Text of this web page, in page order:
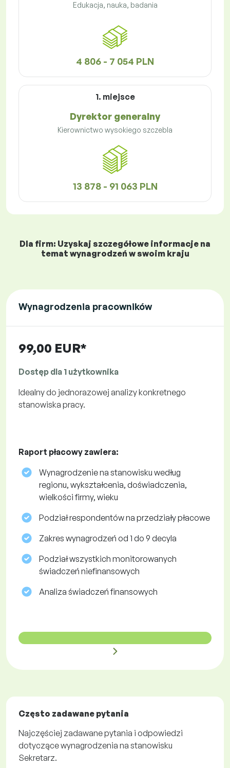
Edukacja, nauka, badania
4 806 - 7 054 PLN
1. miejsce
Dyrektor generalny
Kierownictwo wysokiego szczebla
13 878 - 91 063 PLN
Dla firm: Uzyskaj szczegółowe informacje na
temat wynagrodzeń w swoim kraju
Wynagrodzenia pracowników
99,00 EUR*
Dostęp dla 1 użytkownika
Idealny do jednorazowej analizy konkretnego
stanowiska pracy.
Raport płacowy zawiera:
Wynagrodzenie na stanowisku według
regionu, wykształcenia, doświadczenia,
wielkości firmy, wieku
Podział respondentów na przedziały płacowe
Zakres wynagrodzeń od 1 do 9 decyla
Podział wszystkich monitorowanych
świadczeń niefinansowych
Analiza świadczeń finansowych
Często zadawane pytania
Najczęściej zadawane pytania i odpowiedzi
dotyczące wynagrodzenia na stanowisku
Sekretarz.